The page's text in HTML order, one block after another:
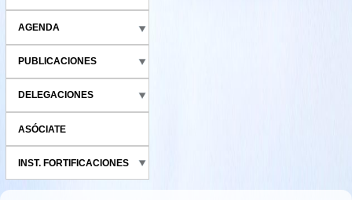
AGENDA
PUBLICACIONES
DELEGACIONES
ASÓCIATE
INST. FORTIFICACIONES